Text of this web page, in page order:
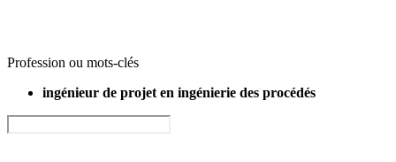
Profession ou mots-clés
ingénieur de projet en ingénierie des procédés